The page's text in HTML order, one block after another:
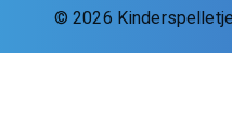
©2026